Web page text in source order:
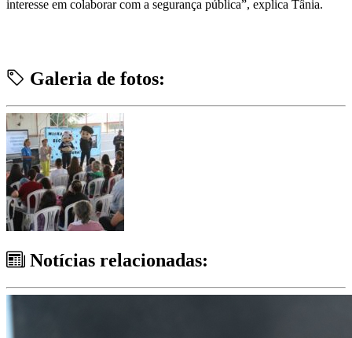
interesse em colaborar com a segurança pública”, explica Tânia.
Galeria de fotos:
Notícias relacionadas: